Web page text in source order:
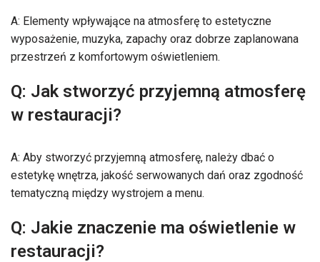
A: Elementy wpływające na atmosferę to estetyczne
wyposażenie, muzyka, zapachy oraz dobrze zaplanowana
przestrzeń z komfortowym oświetleniem.
Q: Jak stworzyć przyjemną atmosferę
w restauracji?
A: Aby stworzyć przyjemną atmosferę, należy dbać o
estetykę wnętrza, jakość serwowanych dań oraz zgodność
tematyczną między wystrojem a menu.
Q: Jakie znaczenie ma oświetlenie w
restauracji?